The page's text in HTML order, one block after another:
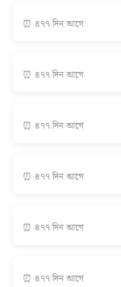
⏰ ৪৭৭ দিন আগে
⏰ ৪৭৭ দিন আগে
⏰ ৪৭৭ দিন আগে
⏰ ৪৭৭ দিন আগে
⏰ ৪৭৭ দিন আগে
⏰ ৪৭৭ দিন আগে